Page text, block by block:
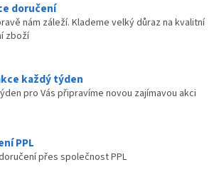
doručení
nám záleží. Klademe velký důraz na kvalitní
zboží
každý týden
pro Vás připravíme novou zajímavou akci
PPL
přes společnost PPL